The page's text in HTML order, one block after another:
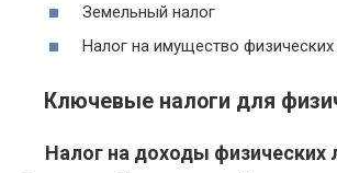
Земельный налог
Налог на имущество физических
Ключевые налоги для
Налог на доходы